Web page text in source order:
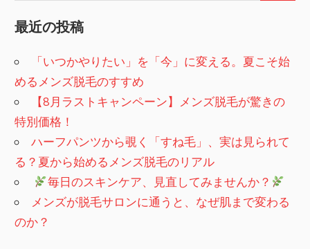
最近の投稿
「いつかやりたい」を「今」に変える。夏こそ始
めるメンズ脱毛のすすめ
【8月ラストキャンペーン】メンズ脱毛が驚きの
特別価格！
ハーフパンツから覗く「すね毛」、実は見られて
る？夏から始めるメンズ脱毛のリアル
毎日のスキンケア、見直してみませんか？
メンズが脱毛サロンに通うと、なぜ肌まで変わる
のか？